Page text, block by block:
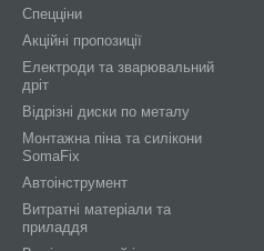
Спецціни
Акційні пропозиції
Електроди та зварювальний
дріт
Відрізні диски по металу
Монтажна піна та силікони
SomaFix
Автоінструмент
Витратні матеріали та
приладдя